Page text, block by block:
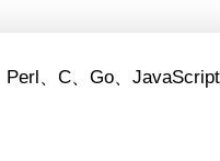
Perl、C、Go、